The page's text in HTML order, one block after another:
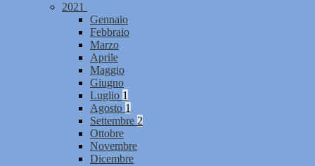
2021
Gennaio
Febbraio
Marzo
Aprile
Maggio
Giugno
Luglio 1
Agosto 1
Settembre 2
Ottobre
Novembre
Dicembre